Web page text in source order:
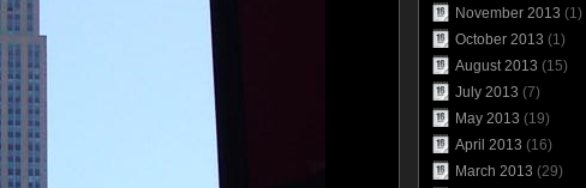
November 2013 (1)
October 2013 (1)
August 2013 (15)
July 2013 (7)
May 2013 (19)
April 2013 (16)
March 2013 (29)